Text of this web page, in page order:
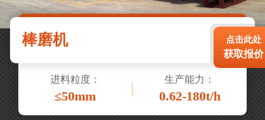
棒磨机 点击此处
获取报价
进料粒度：
≤50mm
生产能力：
0.62-180t/h